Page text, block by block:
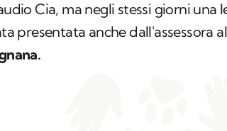
Cia, ma negli stessi giorni una
presentata anche dall'assessora